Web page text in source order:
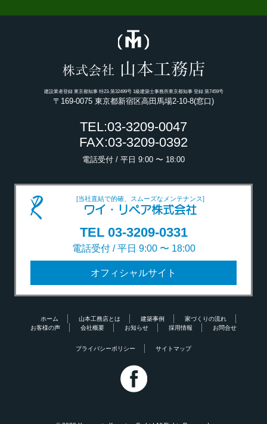
株式会社 山本工務店
建設業者登録 東京都知事 特23-第32499号 1級建築士事務所東京都知事 登録 第7459号
〒169-0075 東京都新宿区高田馬場2-10-8(窓口)
TEL:03-3209-0047
FAX:03-3209-0392
電話受付 / 平日 9:00 〜 18:00
[当社直結で的確、スムーズなメンテナンス]
ワイ・リペア株式会社
TEL 03-3209-0331
電話受付 / 平日 9:00 〜 18:00
オフィシャルサイト
ホーム 山本工務店とは 建築事例
家づくりの流れ
お客様の声
会社概要 お知らせ 採用情報 お問合せ
プライバシーポリシー サイトマップ